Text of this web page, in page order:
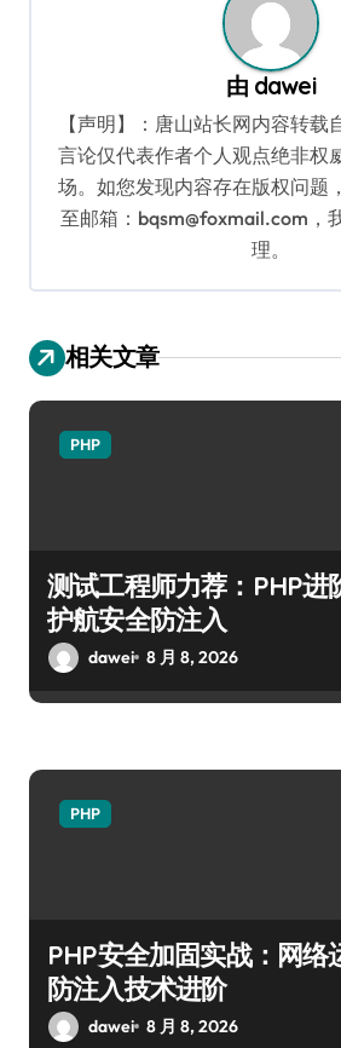
由 dawei
【声明】：唐山站长网内容转载
言论仅代表作者个人观点绝非权
场。如您发现内容存在版权问题
至邮箱：bqsm@foxmail.com，
理。
相关文章
PHP
测试工程师力荐：PHP进
护航安全防注入
dawei 8 月 8, 2026
PHP
PHP安全加固实战：网络
防注入技术进阶
dawei 8 月 8, 2026